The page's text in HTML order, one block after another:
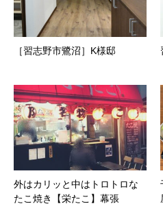
［習志野市鷺沼］K様邸
外はカリッと中はトロトロな
たこ焼き【栄たこ】幕張